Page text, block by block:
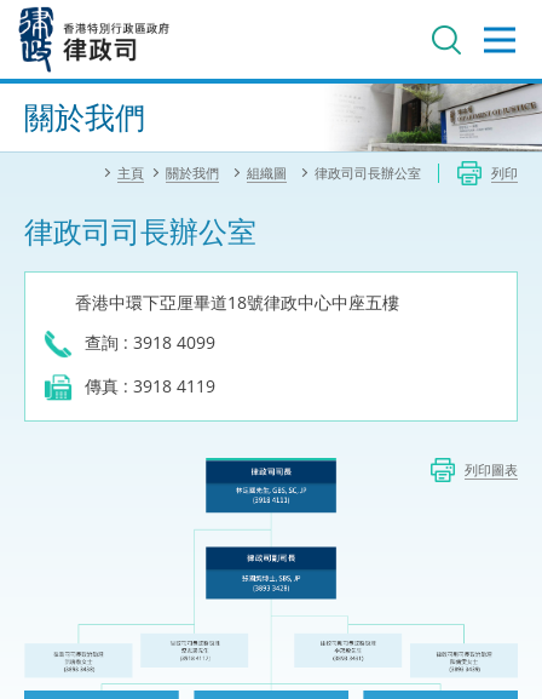
內
進階搜尋
關於我們
主頁 關於我們 組織圖 律政司司長辦公室 列印
律政司司長辦公室
香港中環下亞厘畢道18號律政中心中座五樓
查詢 : 3918 4099
傳真 : 3918 4119
列印圖表